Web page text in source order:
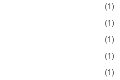
(1)
(1)
(1)
(1)
(1)